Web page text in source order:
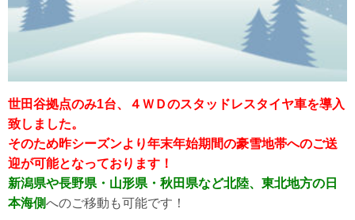
世田谷拠点のみ1台、４ＷＤのスタッドレスタイヤ車を導入
致しました。
そのため昨シーズンより年末年始期間の豪雪地帯へのご送
迎が可能となっております！
新潟県や長野県・山形県・秋田県など北陸、東北地方の日
本海側へのご移動も可能です！